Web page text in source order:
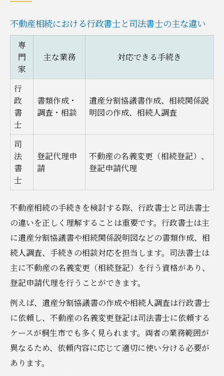
不動産相続における行政書士と司法書士の主な違い
専
門
家
主な業務 対応できる手続き
行
政
書
士
書類作成・
調査・相談
遺産分割協議書作成、相続関係説
明図の作成、相続人調査
司
法
書
士
登記代理申
請
不動産の名義変更（相続登記）、
登記申請代理
不動産相続の手続きを検討する際、行政書士と司法書士
の違いを正しく理解することは重要です。行政書士は主
に遺産分割協議書や相続関係説明図などの書類作成、相
続人調査、手続きの相談対応を担当します。司法書士は
主に不動産の名義変更（相続登記）を行う資格があり、
登記申請代理を行うことができます。
例えば、遺産分割協議書の作成や相続人調査は行政書士
に依頼し、不動産の名義変更登記は司法書士に依頼する
ケースが桐生市でも多く見られます。両者の業務範囲が
異なるため、依頼内容に応じて適切に使い分ける必要が
あります。